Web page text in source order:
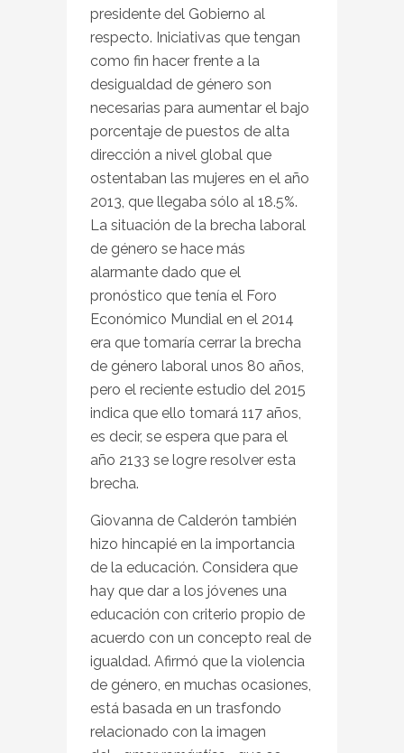
presidente del Gobierno al
respecto. Iniciativas que tengan
como fin hacer frente a la
desigualdad de género son
necesarias para aumentar el bajo
porcentaje de puestos de alta
dirección a nivel global que
ostentaban las mujeres en el año
2013, que llegaba sólo al 18.5%.
La situación de la brecha laboral
de género se hace más
alarmante dado que el
pronóstico que tenía el Foro
Económico Mundial en el 2014
era que tomaría cerrar la brecha
de género laboral unos 80 años,
pero el reciente estudio del 2015
indica que ello tomará 117 años,
es decir, se espera que para el
año 2133 se logre resolver esta
brecha.
Giovanna de Calderón también
hizo hincapié en la importancia
de la educación. Considera que
hay que dar a los jóvenes una
educación con criterio propio de
acuerdo con un concepto real de
igualdad. Afirmó que la violencia
de género, en muchas ocasiones,
está basada en un trasfondo
relacionado con la imagen